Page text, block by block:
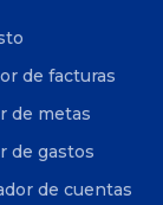
de facturas
de metas
de gastos
de cuentas